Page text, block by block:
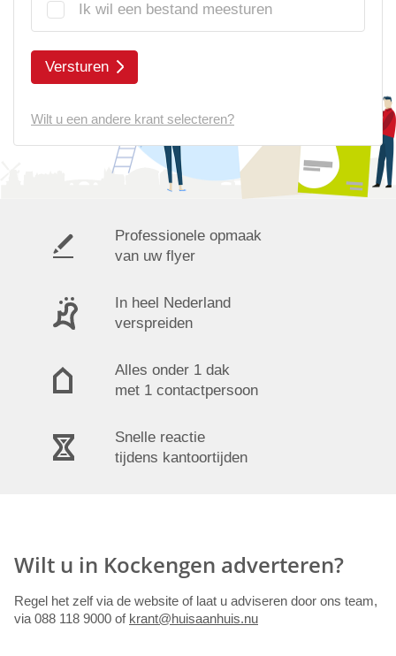
Ik wil een bestand meesturen
Versturen
Wilt u een andere krant selecteren?
Professionele opmaak
van uw flyer
In heel Nederland
verspreiden
Alles onder 1 dak
met 1 contactpersoon
Snelle reactie
tijdens kantoortijden
Wilt u in Kockengen adverteren?
Regel het zelf via de website of laat u adviseren door ons team,
via 088 118 9000 of krant@huisaanhuis.nu